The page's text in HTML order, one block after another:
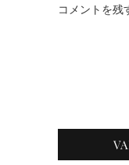
コメントを残